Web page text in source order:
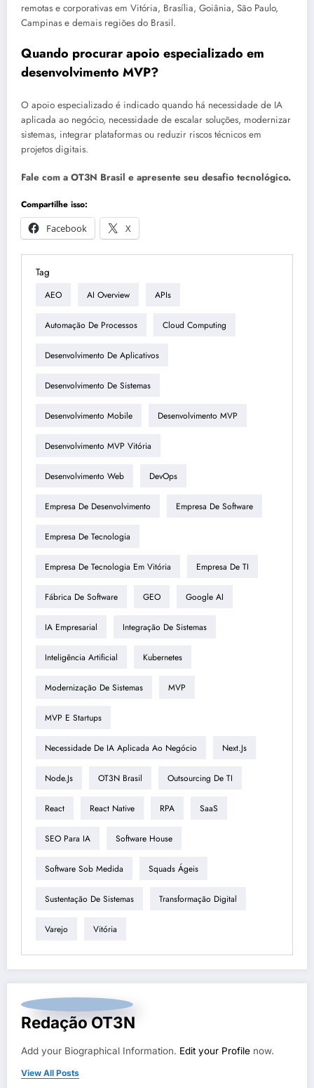
remotas e corporativas em Vitória, Brasília, Goiânia, São Paulo,
Campinas e demais regiões do Brasil.
Quando procurar apoio especializado em
desenvolvimento MVP?
O apoio especializado é indicado quando há necessidade de IA
aplicada ao negócio, necessidade de escalar soluções, modernizar
sistemas, integrar plataformas ou reduzir riscos técnicos em
projetos digitais.
Fale com a OT3N Brasil e apresente seu desafio tecnológico.
Compartilhe isso:
Facebook
X
Tag
AEO AI Overview APIs
Automação De Processos Cloud Computing
Desenvolvimento De Aplicativos
Desenvolvimento De Sistemas
Desenvolvimento Mobile Desenvolvimento MVP
Desenvolvimento MVP Vitória
Desenvolvimento Web DevOps
Empresa De Desenvolvimento Empresa De Software
Empresa De Tecnologia
Empresa De Tecnologia Em Vitória Empresa De TI
Fábrica De Software GEO Google AI
IA Empresarial Integração De Sistemas
Inteligência Artificial Kubernetes
Modernização De Sistemas MVP
MVP E Startups
Necessidade De IA Aplicada Ao Negócio Next.js
Node.js OT3N Brasil Outsourcing De TI
React React Native RPA SaaS
SEO Para IA Software House
Software Sob Medida Squads Ágeis
Sustentação De Sistemas Transformação Digital
Varejo Vitória
Redação OT3N
Add your Biographical Information. Edit your Profile now.
View All Posts